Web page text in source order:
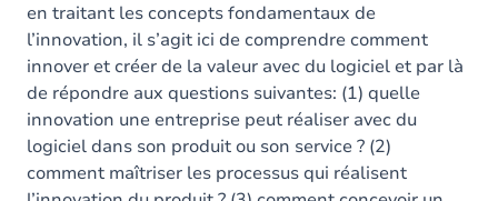
en traitant les concepts fondamentaux de
l’innovation, il s’agit ici de comprendre comment
innover et créer de la valeur avec du logiciel et par là
de répondre aux questions suivantes: (1) quelle
innovation une entreprise peut réaliser avec du
logiciel dans son produit ou son service ? (2)
comment maîtriser les processus qui réalisent